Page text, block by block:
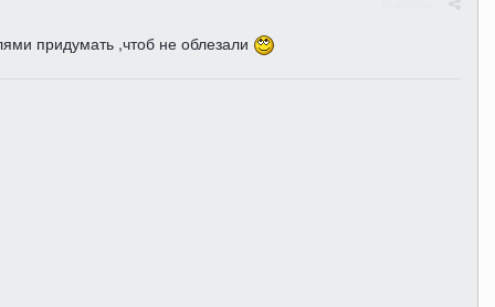
придумать ,чтоб не облезали